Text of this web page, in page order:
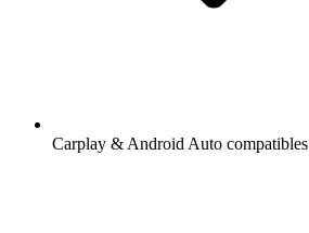
Carplay & Android Auto compatibles